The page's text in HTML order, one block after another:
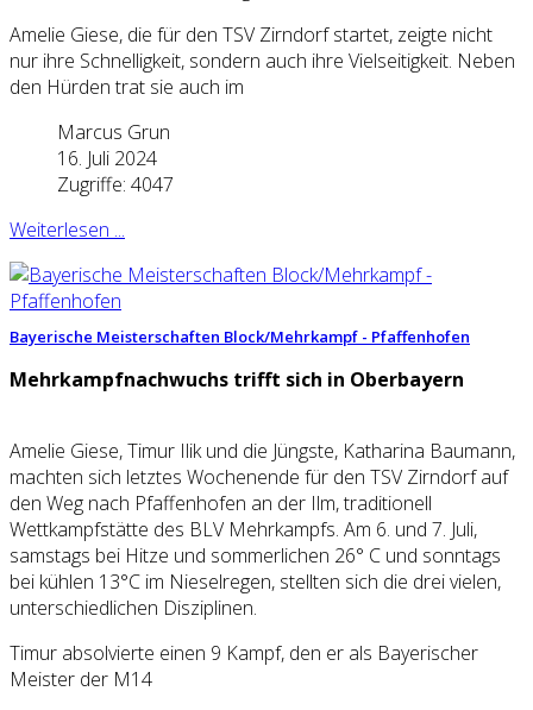
Amelie Giese, die für den TSV Zirndorf startet, zeigte nicht
nur ihre Schnelligkeit, sondern auch ihre Vielseitigkeit. Neben
den Hürden trat sie auch im
Marcus Grun
16. Juli 2024
Zugriffe: 4047
Weiterlesen ...
Bayerische Meisterschaften Block/Mehrkampf - Pfaffenhofen
Mehrkampfnachwuchs trifft sich in Oberbayern
Amelie Giese, Timur Ilik und die Jüngste, Katharina Baumann,
machten sich letztes Wochenende für den TSV Zirndorf auf
den Weg nach Pfaffenhofen an der Ilm, traditionell
Wettkampfstätte des BLV Mehrkampfs. Am 6. und 7. Juli,
samstags bei Hitze und sommerlichen 26° C und sonntags
bei kühlen 13°C im Nieselregen, stellten sich die drei vielen,
unterschiedlichen Disziplinen.
Timur absolvierte einen 9 Kampf, den er als Bayerischer
Meister der M14